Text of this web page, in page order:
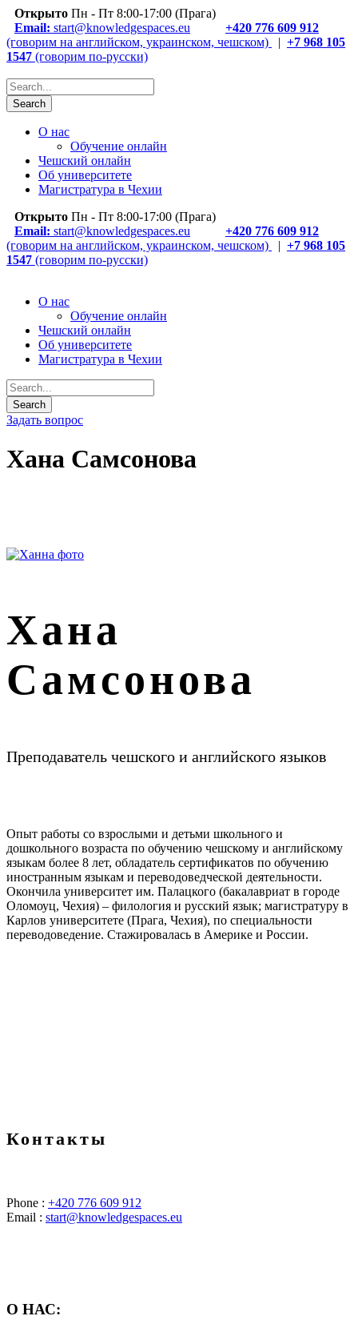
Открыто Пн - Пт 8:00-17:00 (Прага)
Email: start@knowledgespaces.eu
+420 776 609 912
(говорим на английском, украинском, чешском)
| +7 968 105
1547 (говорим по-русски)
О нас
Обучение онлайн
Чешский онлайн
Об университете
Магистратура в Чехии
Открыто Пн - Пт 8:00-17:00 (Прага)
Email: start@knowledgespaces.eu
+420 776 609 912
(говорим на английском, украинском, чешском)
| +7 968 105
1547 (говорим по-русски)
О нас
Обучение онлайн
Чешский онлайн
Об университете
Магистратура в Чехии
Задать вопрос
Хана Самсонова
Хана
Самсонова
Преподаватель чешского и английского языков
Опыт работы со взрослыми и детьми школьного и
дошкольного возраста по обучению чешскому и английскому
языкам более 8 лет, обладатель сертификатов по обучению
иностранным языкам и переводоведческой деятельности.
Окончила университет им. Палацкого (бакалавриат в городе
Оломоуц, Чехия) – филология и русский язык; магистратуру в
Карлов университете (Прага, Чехия), по специальности
переводоведение. Стажировалась в Америке и России.
Контакты
Phone : +420 776 609 912
Email : start@knowledgespaces.eu
О НАС: